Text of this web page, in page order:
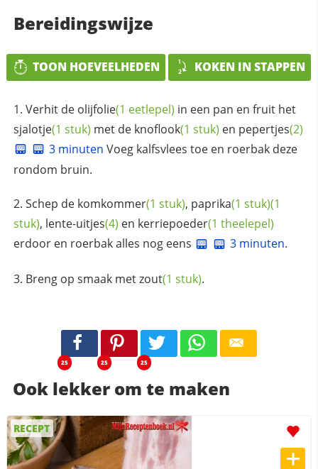
Bereidingswijze
TOON HOEVEELHEDEN KOKEN IN STAPPEN
Verhit de olijfolie(1 eetlepel) in een pan en fruit het
sjalotje(1 stuk) met de knoflook(1 stuk) en pepertjes(2)
3 minuten Voeg kalfsvlees toe en roerbak deze
rondom bruin.
Schep de komkommer(1 stuk), paprika(1 stuk)(1
stuk), lente-uitjes(4) en kerriepoeder(1 theelepel)
erdoor en roerbak alles nog eens
3 minuten.
Breng op smaak metzout(1 stuk).
25 25 25
Ook lekker om te maken
RECEPT